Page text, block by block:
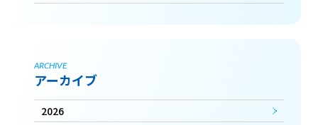
ARCHIVE
アーカイブ
2026